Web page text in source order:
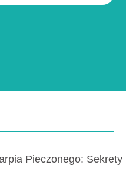
Pieczonego: Sekrety